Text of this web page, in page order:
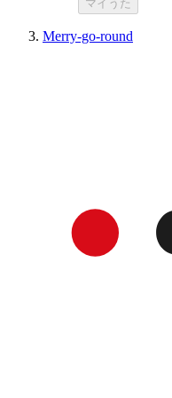
マイうた
Merry-go-round